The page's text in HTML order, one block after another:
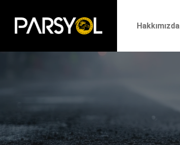
Hakkımızda